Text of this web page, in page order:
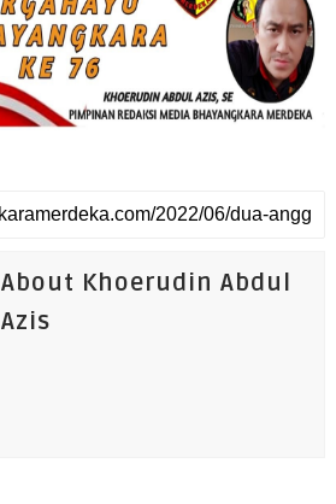
About Khoerudin Abdul
Azis